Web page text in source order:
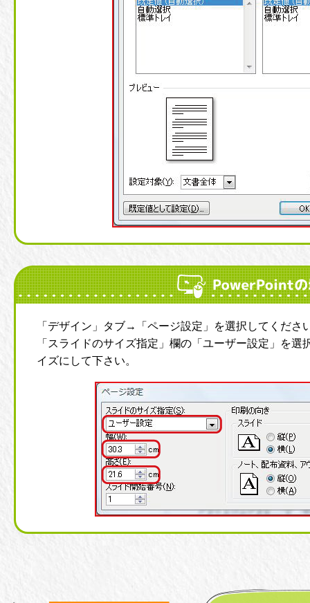
「デザイン」タブ→「ページ設定」を選択してくださ
「スライドのサイズ指定」欄の「ユーザー設定」を
イズにして下さい。